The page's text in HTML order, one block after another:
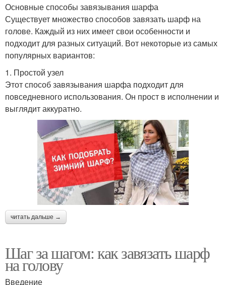
Основные способы завязывания шарфа
Существует множество способов завязать шарф на
голове. Каждый из них имеет свои особенности и
подходит для разных ситуаций. Вот некоторые из самых
популярных вариантов:
1. Простой узел
Этот способ завязывания шарфа подходит для
повседневного использования. Он прост в исполнении и
выглядит аккуратно.
читать дальше →
Шаг за шагом: как завязать шарф
на голову
Введение